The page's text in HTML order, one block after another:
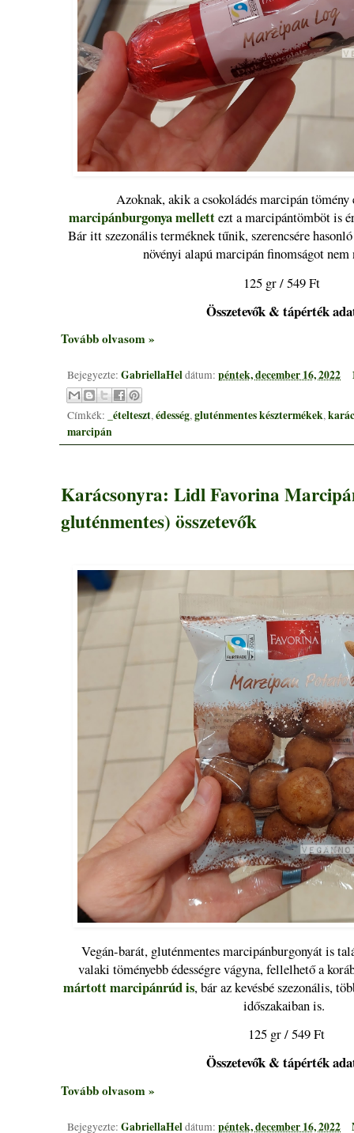
Azoknak, akik a csokoládés marcipán
marcipánburgonya mellettezt a marcipántömböt is
Bár itt szezonális terméknek tűnik, szerencsére
növényi alapú marcipán finomságot
125 gr / 549 Ft
Összetevők & tápérték
Tovább olvasom »
Bejegyezte: GabriellaHeldátum: péntek, december 16, 2022
Címkék: _ételteszt,édesség,gluténmentes késztermékek,
marcipán
Karácsonyra: Lidl Favorina
gluténmentes) összetevők
Vegán-barát, gluténmentes marcipánburgonyát is
valaki töményebb édességre vágyna, fellelhető a
mártott marcipánrúd is, bár az kevésbé szezonális,
időszakaiban is.
125 gr / 549 Ft
Összetevők & tápérték
Tovább olvasom »
Bejegyezte: GabriellaHeldátum: péntek, december 16, 2022